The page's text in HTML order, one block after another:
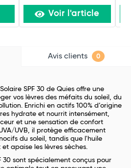
Voir l'article
Avis clients 0
SPF 30 de Quies offre une
vos lèvres des méfaits du soleil, du
Enrichi en actifs 100% d’origine
hydrate et nourrit intensément,
et une sensation de confort
UVB, il protège efficacement
du soleil, tandis que l'huile
apaise les lèvres sèches.
30 sont spécialement conçus pour